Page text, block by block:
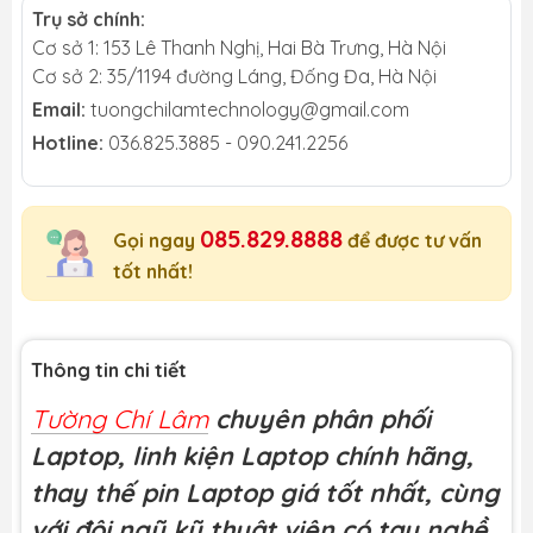
Trụ sở chính:
Cơ sở 1: 153 Lê Thanh Nghị, Hai Bà Trưng, Hà Nội
Cơ sở 2: 35/1194 đường Láng, Đống Đa, Hà Nội
Email: tuongchilamtechnology@gmail.com
Hotline: 036.825.3885 - 090.241.2256
Gọi ngay 085.829.8888 để được tư vấn
tốt nhất!
Thông tin chi tiết
Tường Chí Lâm chuyên phân phối
Laptop, linh kiện Laptop chính hãng,
thay thế pin Laptop giá tốt nhất, cùng